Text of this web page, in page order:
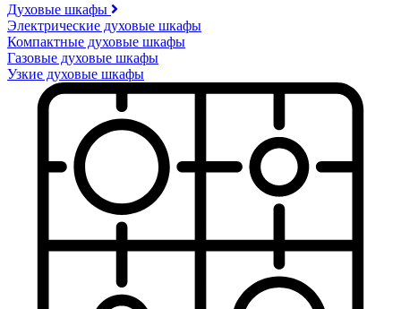
Духовые шкафы
Электрические духовые шкафы
Компактные духовые шкафы
Газовые духовые шкафы
Узкие духовые шкафы